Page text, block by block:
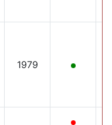
1979